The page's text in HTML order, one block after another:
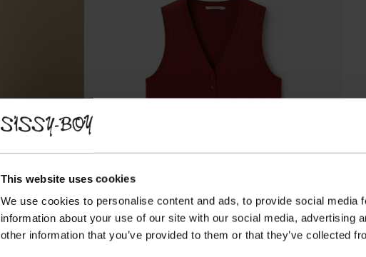
This website uses cookies
We use cookies to personalise content and ads, to provide social media
information about your use of our site with our social media, advertising
other information that you’ve provided to them or that they’ve collected